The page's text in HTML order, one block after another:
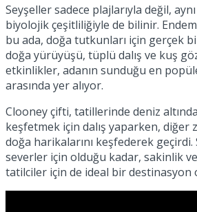
No Result
View All Result
Seyşeller sadece plajlarıyla değil,
biyolojik çeşitliliğiyle de bilinir.
bu ada, doğa tutkunları için gerçek
doğa yürüyüşü, tüplü dalış ve kuş
etkinlikler, adanın sunduğu en
arasında yer alıyor.
Clooney çifti, tatillerinde deniz
keşfetmek için dalış yaparken, diğer
doğa harikalarını keşfederek geçirdi.
severler için olduğu kadar, sakinlik
tatilciler için de ideal bir destinasyon